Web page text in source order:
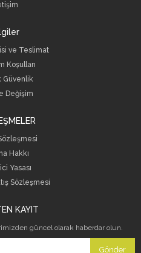
ve Teslimat
Koşulları
Güvenlik
Değişim
Hakkı
Yasası
Sözleşmesi
KAYIT
güncel olarak haberdar olun.
Gönder